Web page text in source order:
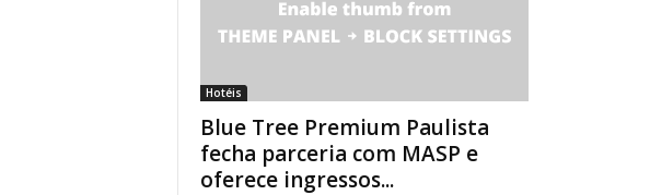
Hotéis
Blue Tree Premium Paulista
fecha parceria com MASP e
oferece ingressos...